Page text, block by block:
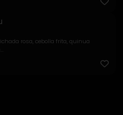
rosa, cebolla frita, quinua